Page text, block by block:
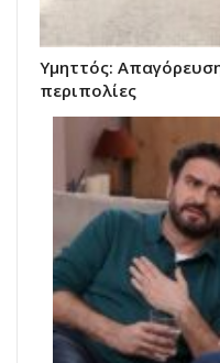
Υμηττός:
περιπολίες